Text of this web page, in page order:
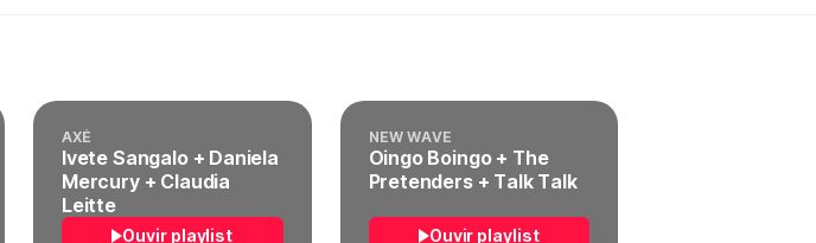
AXÉ
Ivete Sangalo + Daniela
Mercury + Claudia
Leitte
Ouvir playlist
NEW WAVE
Oingo Boingo + The
Pretenders + Talk Talk
Ouvir playlist